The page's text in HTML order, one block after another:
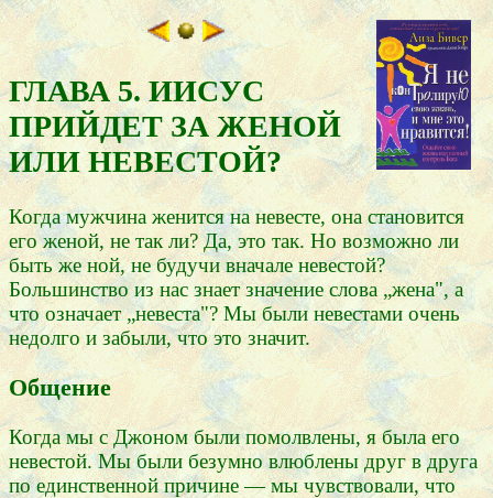
ГЛАВА 5. ИИСУС
ПРИЙДЕТ ЗА ЖЕНОЙ
ИЛИ НЕВЕСТОЙ?
Когда мужчина женится на невесте, она становится
его женой, не так ли? Да, это так. Но возможно ли
быть же ной, не будучи вначале невестой?
Большинство из нас знает значение слова „жена", а
что означает „невеста"? Мы были невестами очень
недолго и забыли, что это значит.
Общение
Когда мы с Джоном были помолвлены, я была его
невестой. Мы были безумно влюблены друг в друга
по единственной причине — мы чувствовали, что